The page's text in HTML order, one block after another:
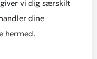
vi dig særskilt
dine
hermed.